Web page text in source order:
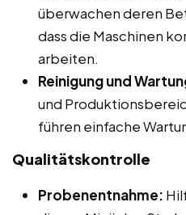
überwachen deren
dass die Maschinen
arbeiten.
Reinigung und
und
führen einfache
Qualitätskontrolle
Probenentnahme: